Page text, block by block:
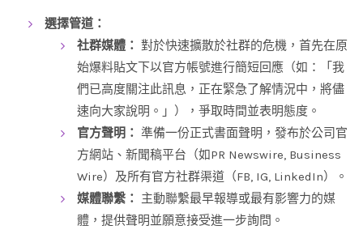
選擇管道：
社群媒體： 對於快速擴散於社群的危機，首先在原
始爆料貼文下以官方帳號進行簡短回應（如：「我
們已高度關注此訊息，正在緊急了解情況中，將儘
速向大家說明。」），爭取時間並表明態度。
官方聲明： 準備一份正式書面聲明，發布於公司官
方網站、新聞稿平台（如PR Newswire, Business
Wire）及所有官方社群渠道（FB, IG, LinkedIn）。
媒體聯繫： 主動聯繫最早報導或最有影響力的媒
體，提供聲明並願意接受進一步詢問。